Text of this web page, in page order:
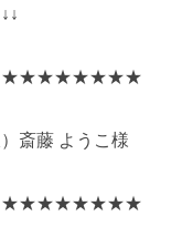
斎藤 ようこ様